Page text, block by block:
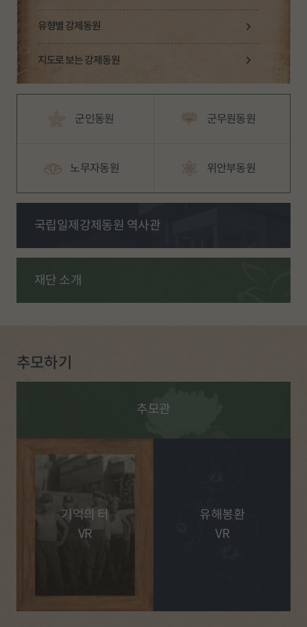
유형별 강제동원
지도로 보는 강제동원
군인동원 군무원동원
노무자동원 위안부동원
국립일제강제동원 역사관
재단 소개
추모하기
추모관
기억의 터
VR
유해봉환
VR